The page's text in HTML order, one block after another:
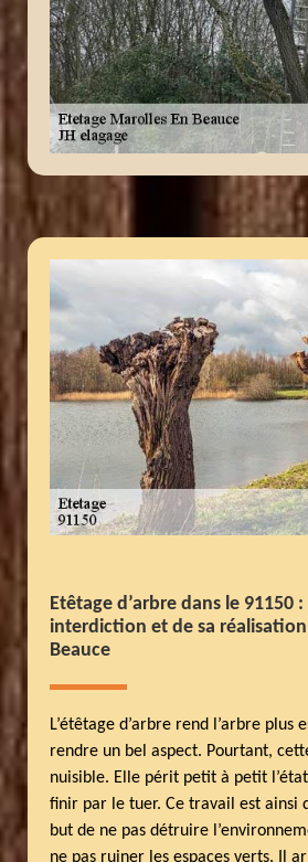
Etêtage d’arbre dans le 91150
interdiction et de sa
Beauce
L’étêtage d’arbre rend l’arbre plus
rendre un bel aspect. Pourtant,
nuisible. Elle périt petit à petit
finir par le tuer. Ce travail est ainsi
but de ne pas détruire
ne pas ruiner les espaces verts. Il